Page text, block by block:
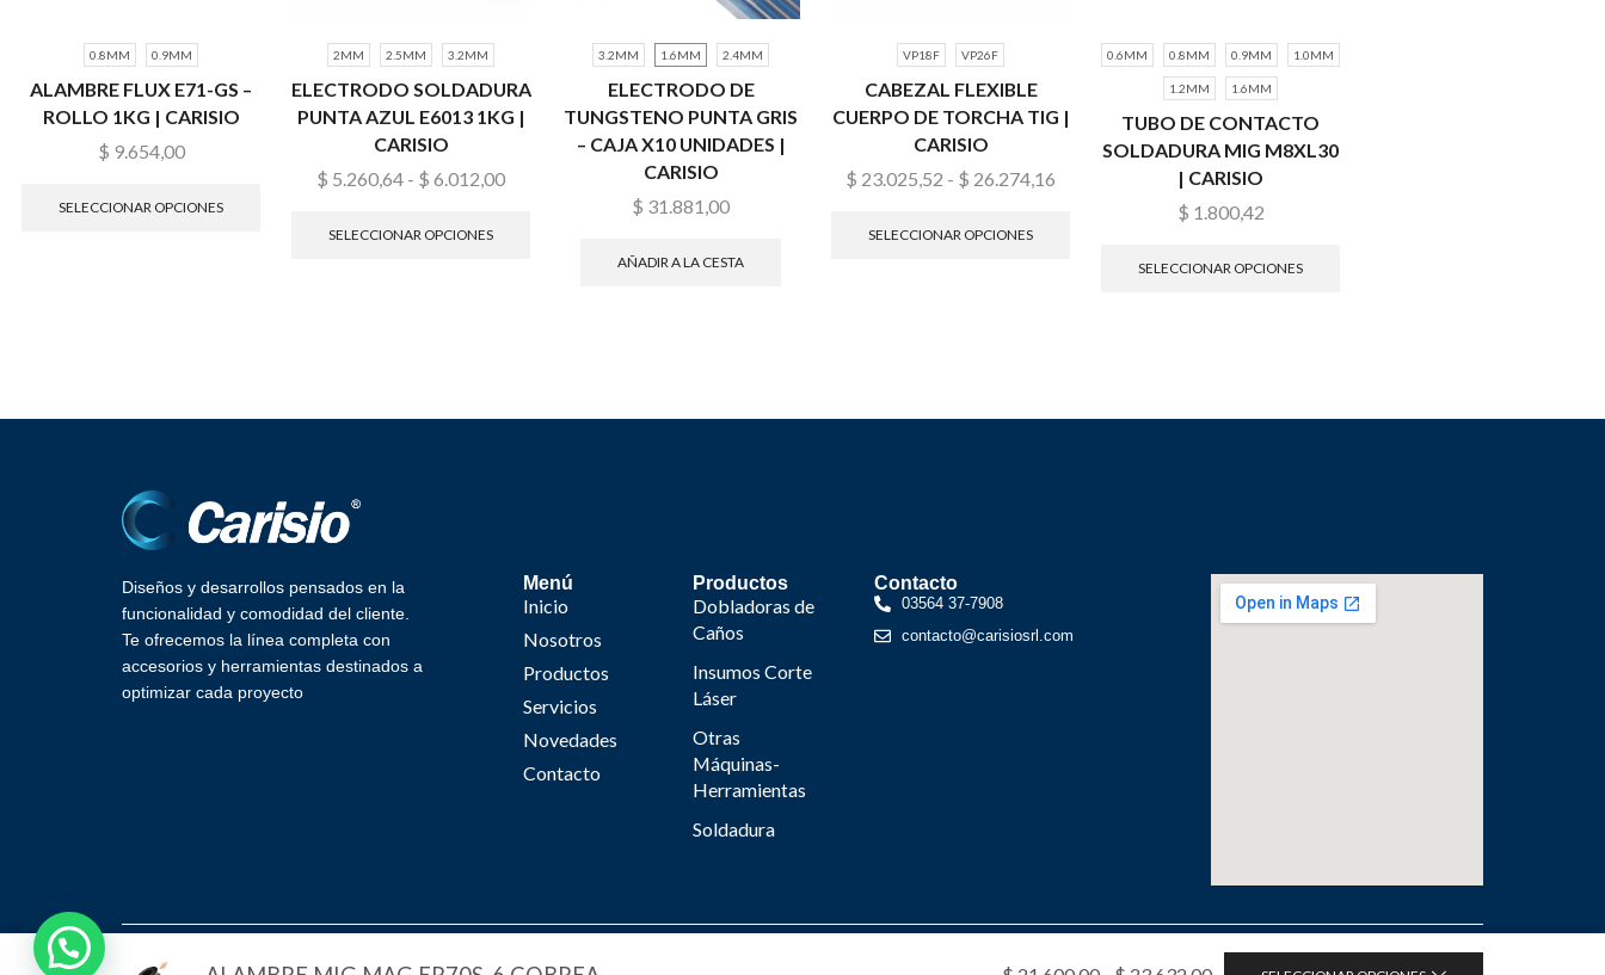
0.8MM 0.9MM
ALAMBRE FLUX E71-GS –
ROLLO 1KG | CARISIO
$ 9.654,00
SELECCIONAR OPCIONES
2MM 2.5MM 3.2MM
ELECTRODO SOLDADURA
PUNTA AZUL E6013 1KG |
CARISIO
$ 5.260,64 - $ 6.012,00
SELECCIONAR OPCIONES
3.2MM 1.6MM 2.4MM
ELECTRODO DE
TUNGSTENO PUNTA GRIS
– CAJA X10 UNIDADES |
CARISIO
$ 31.881,00
AÑADIR A LA CESTA
VP18F VP26F
CABEZAL FLEXIBLE
CUERPO DE TORCHA TIG |
CARISIO
$ 23.025,52 - $ 26.274,16
SELECCIONAR OPCIONES
0.6MM 0.8MM 0.9MM 1.0MM
1.2MM 1.6MM
TUBO DE CONTACTO
SOLDADURA MIG M8XL30
| CARISIO
$ 1.800,42
SELECCIONAR OPCIONES
Diseños y desarrollos pensados en la
funcionalidad y comodidad del cliente.
Te ofrecemos la línea completa con
accesorios y herramientas destinados a
optimizar cada proyecto
Menú
Inicio
Nosotros
Productos
Servicios
Novedades
Contacto
Productos
Dobladoras de
Caños
Insumos Corte
Láser
Otras
Máquinas-
Herramientas
Soldadura
Contacto
03564 37-7908
contacto@carisiosrl.com